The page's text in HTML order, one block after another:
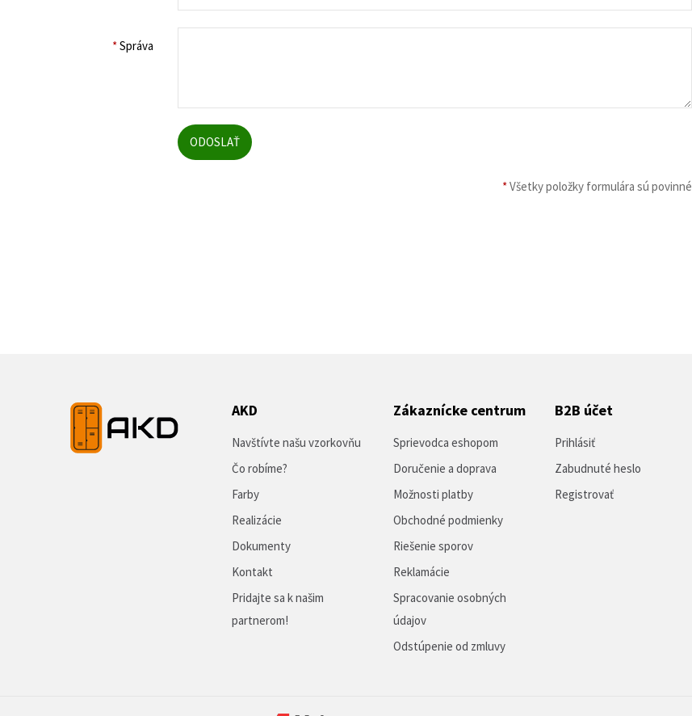
*Správa
*Všetky položky formulára sú povinné
AKD
Navštívte našu vzorkovňu
Čo robíme?
Farby
Realizácie
Dokumenty
Kontakt
Pridajte sa k našim
partnerom!
Zákaznícke centrum
Sprievodca eshopom
Doručenie a doprava
Možnosti platby
Obchodné podmienky
Riešenie sporov
Reklamácie
Spracovanie osobných
údajov
Odstúpenie od zmluvy
B2B účet
Prihlásiť
Zabudnuté heslo
Registrovať